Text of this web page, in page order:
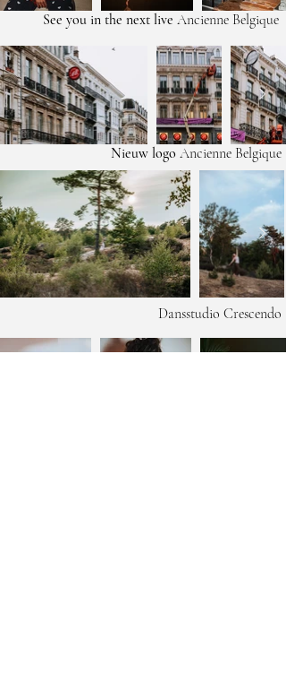
See you in the next live Ancienne Belgique
Nieuw logoAncienne Belgique
Dansstudio Crescendo